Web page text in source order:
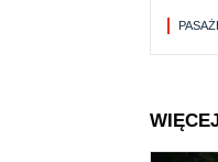
13.